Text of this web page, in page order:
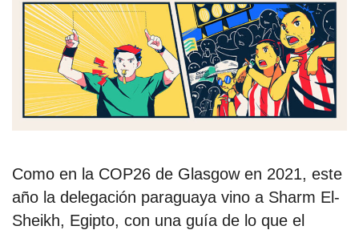
plan del terror
consumo ilustrado
surti impreso
Como en la COP26 de Glasgow en 2021, este
año la delegación paraguaya vino a Sharm El-
Sheikh, Egipto, con una guía de lo que el